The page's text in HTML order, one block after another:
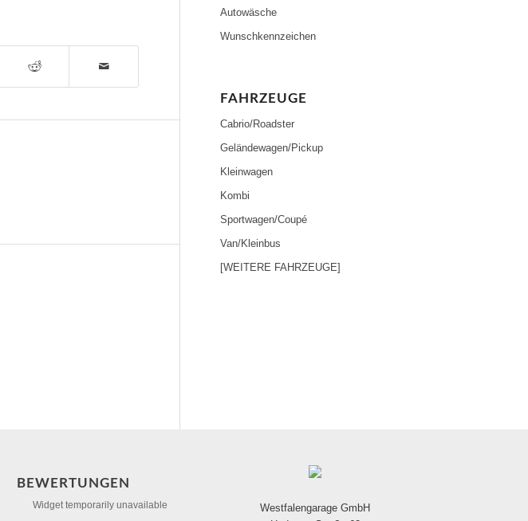
Autowäsche
Wunschkennzeichen
FAHRZEUGE
Cabrio/Roadster
Geländewagen/Pickup
Kleinwagen
Kombi
Sportwagen/Coupé
Van/Kleinbus
[WEITERE FAHRZEUGE]
BEWERTUNGEN
Widget temporarily unavailable
Westfalengarage GmbH